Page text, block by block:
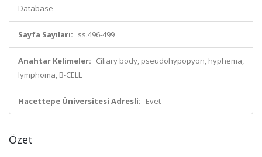
Database
Sayfa Sayıları: ss.496-499
Anahtar Kelimeler: Ciliary body, pseudohypopyon, hyphema,
lymphoma, B-CELL
Hacettepe Üniversitesi Adresli: Evet
Özet